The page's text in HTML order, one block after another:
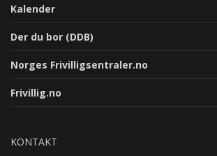
Kalender
Der du bor (DDB)
Norges Frivilligsentraler.no
Frivillig.no
KONTAKT